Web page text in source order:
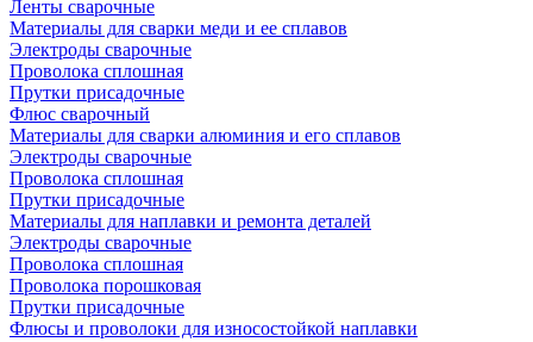
Ленты сварочные
Материалы для сварки меди и ее сплавов
Электроды сварочные
Проволока сплошная
Прутки присадочные
Флюс сварочный
Материалы для сварки алюминия и его сплавов
Электроды сварочные
Проволока сплошная
Прутки присадочные
Материалы для наплавки и ремонта деталей
Электроды сварочные
Проволока сплошная
Проволока порошковая
Прутки присадочные
Флюсы и проволоки для износостойкой наплавки